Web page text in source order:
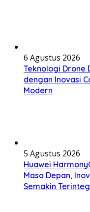
6 Agustus 2026
Teknologi Drone
dengan Inovasi
Modern
5 Agustus 2026
Huawei
Masa Depan,
Semakin